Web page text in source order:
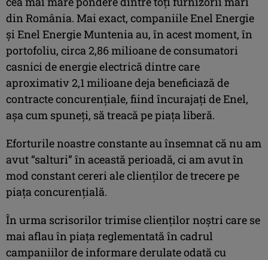
din România. Mai exact, companiile Enel Energie
și Enel Energie Muntenia au, în acest moment, în
portofoliu, circa 2,86 milioane de consumatori
casnici de energie electrică dintre care
aproximativ 2,1 milioane deja beneficiază de
contracte concurențiale, fiind încurajați de Enel,
așa cum spuneți, să treacă pe piața liberă.
Eforturile noastre constante au însemnat că nu am
avut “salturi” în această perioadă, ci am avut în
mod constant cereri ale clienților de trecere pe
piața concurențială.
În urma scrisorilor trimise clienților noștri care se
mai aflau în piața reglementată în cadrul
campaniilor de informare derulate odată cu